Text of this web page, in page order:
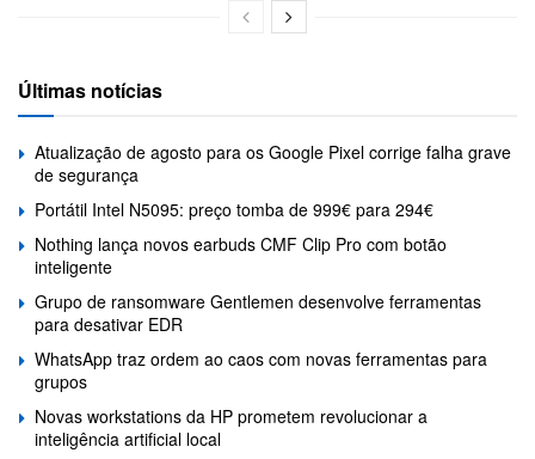
Últimas notícias
Atualização de agosto para os Google Pixel corrige falha grave
de segurança
Portátil Intel N5095: preço tomba de 999€ para 294€
Nothing lança novos earbuds CMF Clip Pro com botão
inteligente
Grupo de ransomware Gentlemen desenvolve ferramentas
para desativar EDR
WhatsApp traz ordem ao caos com novas ferramentas para
grupos
Novas workstations da HP prometem revolucionar a
inteligência artificial local